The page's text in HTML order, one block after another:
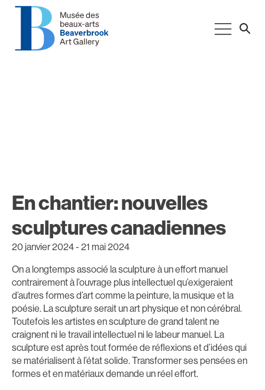
En chantier: nouvelles
sculptures canadiennes
20 janvier 2024- 21 mai 2024
On a longtemps associé la sculpture à un effort manuel
contrairement à l’ouvrage plus intellectuel qu’exigeraient
d’autres formes d’art comme la peinture, la musique et la
poésie. La sculpture serait un art physique et non cérébral.
Toutefois les artistes en sculpture de grand talent ne
craignent ni le travail intellectuel ni le labeur manuel. La
sculpture est après tout formée de réflexions et d’idées qui
se matérialisent à l’état solide. Transformer ses pensées en
formes et en matériaux demande un réel effort.